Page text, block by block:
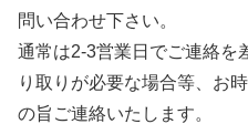
問い合わせ下さい。
通常は2-3営業日でご連絡を
り取りが必要な場合等、お
の旨ご連絡いたします。